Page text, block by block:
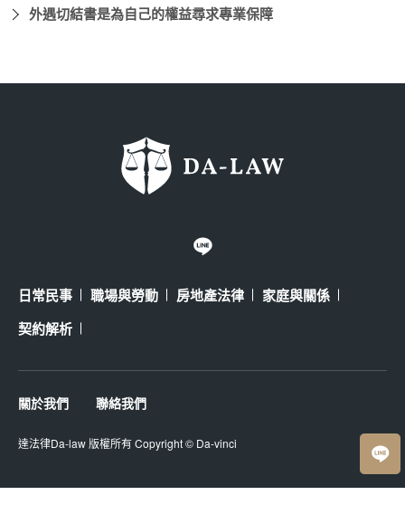
外遇切結書是為自己的權益尋求專業保障
日常民事 職場與勞動 房地產法律
家庭與關係
契約解析
關於我們 聯絡我們
達法律Da-law 版權所有 Copyright © Da-vinci